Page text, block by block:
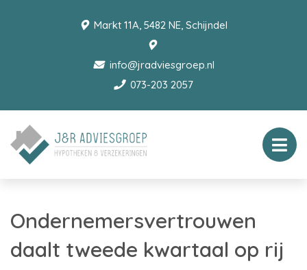
Markt 11A, 5482 NE, Schijndel
info@jradviesgroep.nl
073-203 2057
Ondernemersvertrouwen
daalt tweede kwartaal op rij